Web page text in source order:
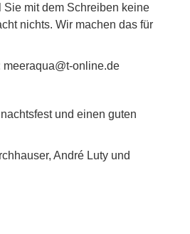
Sie mit dem Schreiben keine
nichts. Wir machen das für
meeraqua@t-online.de
und einen guten
André Luty und